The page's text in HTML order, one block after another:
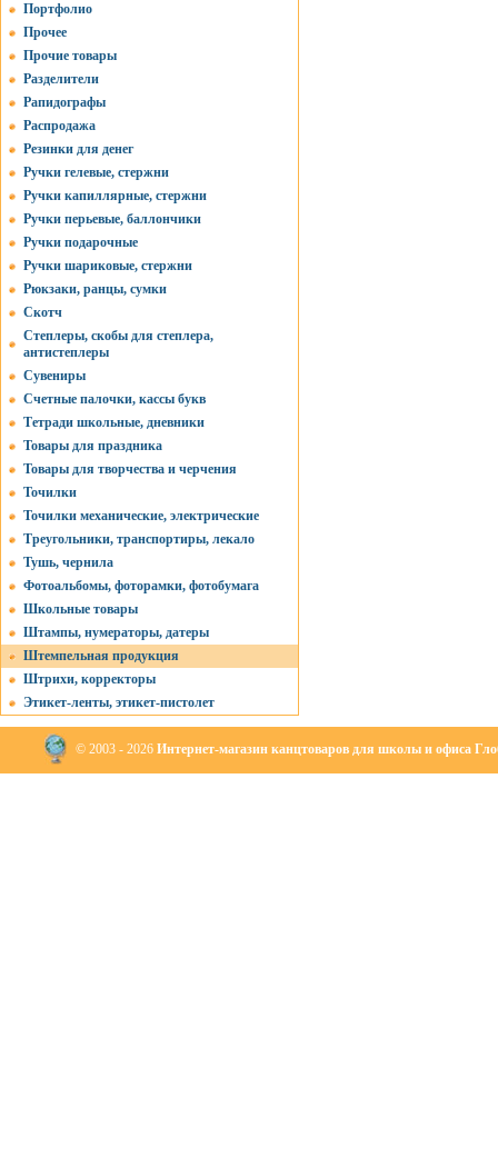
Портфолио
Прочее
Прочие товары
Разделители
Рапидографы
Распродажа
Резинки для денег
Ручки гелевые, стержни
Ручки капиллярные, стержни
Ручки перьевые, баллончики
Ручки подарочные
Ручки шариковые, стержни
Рюкзаки, ранцы, сумки
Скотч
Степлеры, скобы для степлера,
антистеплеры
Сувениры
Счетные палочки, кассы букв
Тетради школьные, дневники
Товары для праздника
Товары для творчества и черчения
Точилки
Точилки механические, электрические
Треугольники, транспортиры, лекало
Тушь, чернила
Фотоальбомы, фоторамки, фотобумага
Школьные товары
Штампы, нумераторы, датеры
Штемпельная продукция
Штрихи, корректоры
Этикет-ленты, этикет-пистолет
© 2003 - 2026 Интернет-магазин канцтоваров для школы и офиса